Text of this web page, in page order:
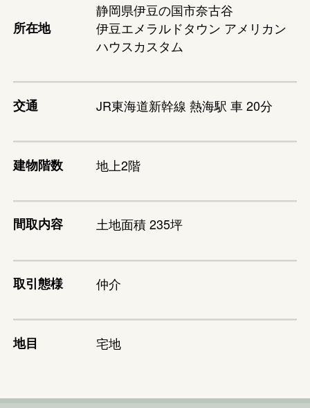
所在地
静岡県伊豆の国市奈古谷
伊豆エメラルドタウン アメリカン
ハウスカスタム
交通 JR東海道新幹線 熱海駅 車 20分
建物階数 地上2階
間取内容 土地面積 235坪
取引態様 仲介
地目 宅地